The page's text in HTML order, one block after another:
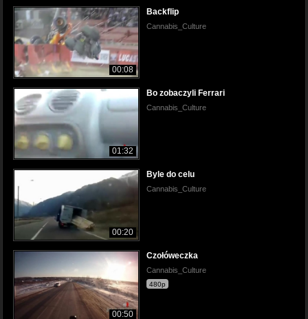
00:08
Backflip
Cannabis_Culture
01:32
Bo zobaczyli Ferrari
Cannabis_Culture
00:20
Byle do celu
Cannabis_Culture
00:50
Czołóweczka
Cannabis_Culture
480p